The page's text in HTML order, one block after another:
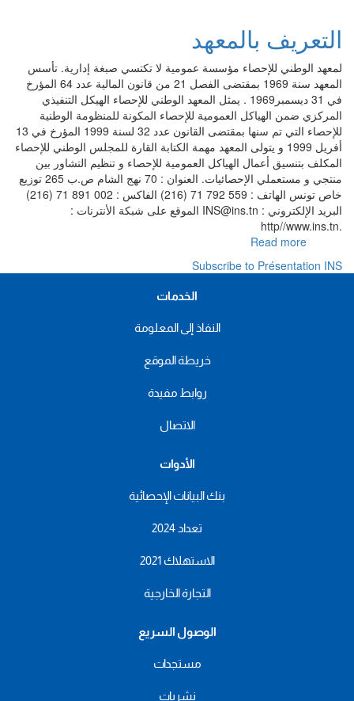
التعريف بالمعهد
لمعهد الوطني للإحصاء مؤسسة عمومية لا تكتسي صبغة إدارية. تأسس
المعهد سنة 1969 بمقتضى الفصل 21 من قانون المالية عدد 64 المؤرخ
في 31 ديسمبر1969 . يمثل المعهد الوطني للإحصاء الهيكل التنفيذي
المركزي ضمن الهياكل العمومية للإحصاء المكونة للمنظومة الوطنية
للإحصاء التي تم سنها بمقتضى القانون عدد 32 لسنة 1999 المؤرخ في 13
أفريل 1999 و يتولى المعهد مهمة الكتابة القارة للمجلس الوطني للإحصاء
المكلف بتنسيق أعمال الهياكل العمومية للإحصاء و تنظيم التشاور بين
منتجي و مستعملي الإحصائيات. العنوان : 70 نهج الشام ص.ب 265 توزيع
خاص تونس الهاتف : 559 792 71 (216) الفاكس : 002 891 71 (216)
البريد الإلكتروني : INS@ins.tn الموقع على شبكة الأنترنات :
.http//www.ins.tn
Read more
التعريف
بالمعهد
Subscribe to Présentation INS
الخدمات
النفاذ إلى المعلومة
خريطة الموقع
روابط مفيدة
الاتصال
الأدوات
بنك البيانات الإحصائية
تعداد 2024
الاستهلاك 2021
التجارة الخارجية
الوصول السريع
مستجدات
نشريات